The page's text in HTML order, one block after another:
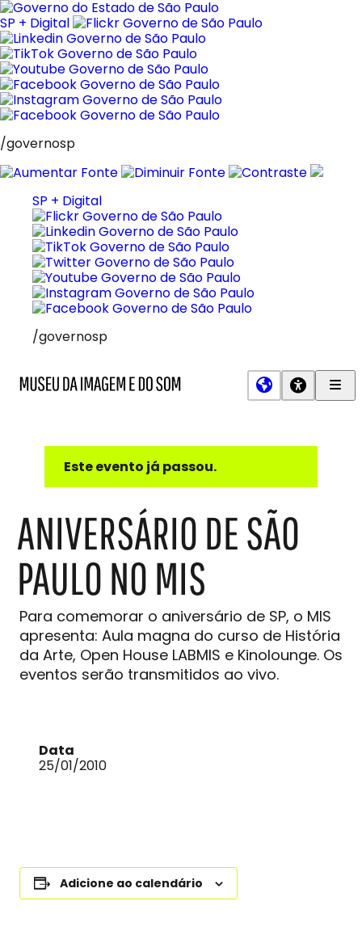
Pular
para
o
conteúdo
SP + Digital
/governosp
SP + Digital
/governosp
Este evento já passou.
ANIVERSÁRIO DE SÃO
PAULO NO MIS
Para comemorar o aniversário de SP, o MIS
apresenta: Aula magna do curso de História
da Arte, Open House LABMIS e Kinolounge. Os
eventos serão transmitidos ao vivo.
Data
25/01/2010
Adicione ao calendário